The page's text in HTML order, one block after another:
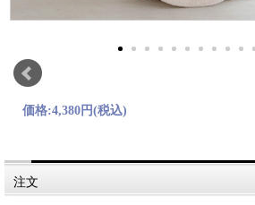
価格:4,380円(税込)
注文